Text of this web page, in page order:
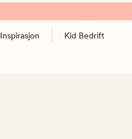
Inspirasjon Kid Bedrift